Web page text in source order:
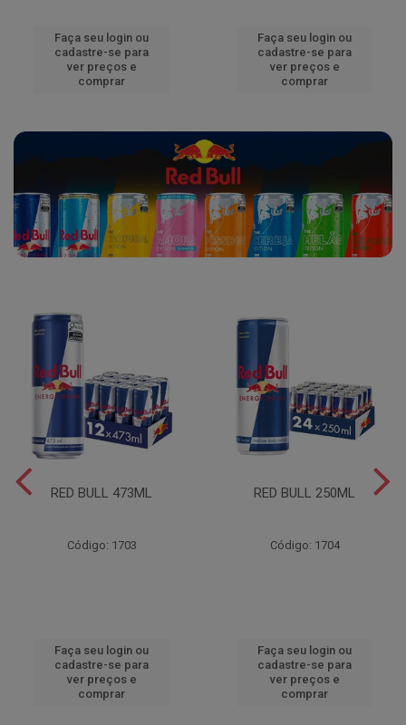
Faça seu login ou
cadastre-se para
ver preços e
comprar
Faça seu login ou
cadastre-se para
ver preços e
comprar
RED BULL 473ML
Código: 1703
Faça seu login ou
cadastre-se para
ver preços e
comprar
RED BULL 250ML
Código: 1704
Faça seu login ou
cadastre-se para
ver preços e
comprar